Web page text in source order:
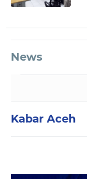
News
Kabar Aceh